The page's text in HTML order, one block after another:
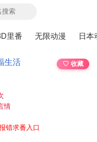
里番 无限动漫 日本
生活
♡ 收藏
情
错求番入口